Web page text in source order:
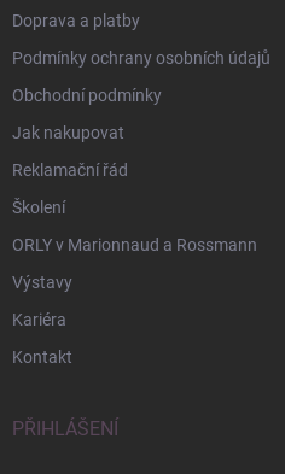
Doprava a platby
Podmínky ochrany osobních údajů
Obchodní podmínky
Jak nakupovat
Reklamační řád
Školení
ORLY v Marionnaud a Rossmann
Výstavy
Kariéra
Kontakt
PŘIHLÁŠENÍ